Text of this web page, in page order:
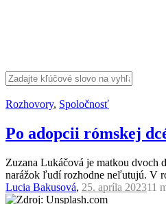
Rozhovory, Spoločnosť
Po adopcii rómskej
Zuzana Lukáčová je matkou dvoch
narážok ľudí rozhodne neľutujú. V
Lucia Bakusová, 25. apríla 202311